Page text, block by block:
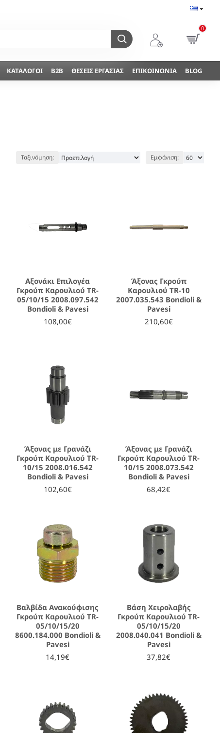
0
ΚΑΤΆΛΟΓΟΙ B2B ΘΈΣΕΙΣ ΕΡΓΑΣΊΑΣ ΕΠΙΚΟΙΝΩΝΊΑ BLOG
Ταξινόμηση: Εμφάνιση:
Αξονάκι Επιλογέα
Γκρούπ Καρουλιού TR-
05/10/15 2008.097.542
Bondioli & Pavesi
108,00€
Άξονας Γκρούπ
Καρουλιού TR-10
2007.035.543 Bondioli &
Pavesi
210,60€
Άξονας με Γρανάζι
Γκρούπ Καρουλιού TR-
10/15 2008.016.542
Bondioli & Pavesi
102,60€
Άξονας με Γρανάζι
Γκρούπ Καρουλιού TR-
10/15 2008.073.542
Bondioli & Pavesi
68,42€
Βαλβίδα Ανακούφισης
Γκρούπ Καρουλιού TR-
05/10/15/20
8600.184.000 Bondioli &
Pavesi
14,19€
Βάση Χειρολαβής
Γκρούπ Καρουλιού TR-
05/10/15/20
2008.040.041 Bondioli &
Pavesi
37,82€